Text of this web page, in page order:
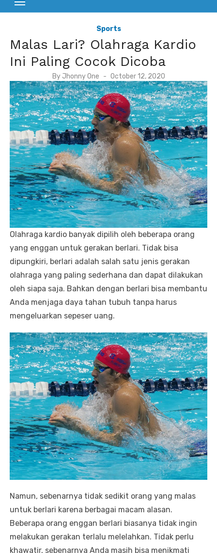
Sports
Malas Lari? Olahraga Kardio
Ini Paling Cocok Dicoba
By Jhonny One
P
o
s
t
e
d
o
n
October 12, 2020
Olahraga kardio banyak dipilih oleh beberapa orang
yang enggan untuk gerakan berlari. Tidak bisa
dipungkiri, berlari adalah salah satu jenis gerakan
olahraga yang paling sederhana dan dapat dilakukan
oleh siapa saja. Bahkan dengan berlari bisa membantu
Anda menjaga daya tahan tubuh tanpa harus
mengeluarkan sepeser uang.
Namun, sebenarnya tidak sedikit orang yang malas
untuk berlari karena berbagai macam alasan.
Beberapa orang enggan berlari biasanya tidak ingin
melakukan gerakan terlalu melelahkan. Tidak perlu
khawatir, sebenarnya Anda masih bisa menikmati